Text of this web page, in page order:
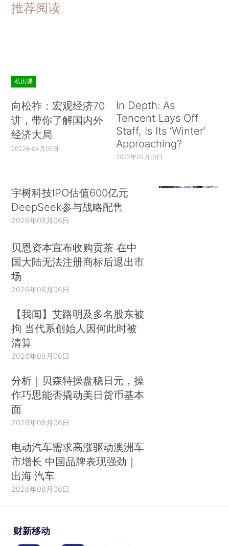
推荐阅读
私房课
向松祚：宏观经济70
讲，带你了解国内外
经济大局
2022年04月06日
In Depth: As
Tencent Lays Off
Staff, Is Its ‘Winter’
Approaching?
2022年04月01日
宇树科技IPO估值600亿元
DeepSeek参与战略配售
2026年08月06日
贝恩资本宣布收购贡茶 在中
国大陆无法注册商标后退出市
场
2026年08月06日
【我闻】艾路明及多名股东被
拘 当代系创始人因何此时被
清算
2026年08月06日
分析｜贝森特操盘稳日元，操
作巧思能否撬动美日货币基本
面
2026年08月06日
电动汽车需求高涨驱动澳洲车
市增长 中国品牌表现强劲｜
出海·汽车
2026年08月06日
财新移动